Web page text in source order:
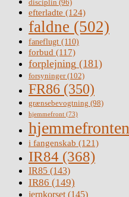
disciplin (96)
efterladte (124)
faldne (502)
faneflugt (110)
forbud (117)
forplejning (181)
forsyninger(102)
FR86 (350)
grænsebevogtning (98)
hjemmefront (73)
hjemmefronten
i fangenskab (121)
IR84 (368)
IR85 (143)
IR86 (149)
jernkorset (145)